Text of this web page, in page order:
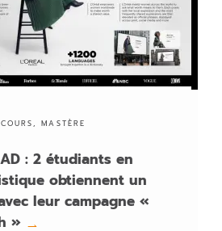
,MASTÈRE
: 2 étudiants en
obtiennent un
leur campagne «
» →